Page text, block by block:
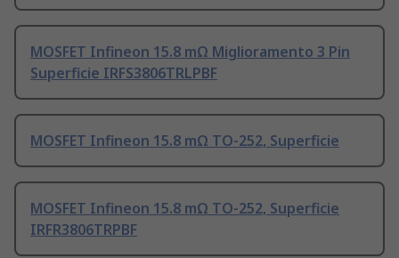
MOSFET Infineon 15.8 mΩ Miglioramento 3 Pin
Superficie IRFS3806TRLPBF
MOSFET Infineon 15.8 mΩ TO-252, Superficie
MOSFET Infineon 15.8 mΩ TO-252, Superficie
IRFR3806TRPBF